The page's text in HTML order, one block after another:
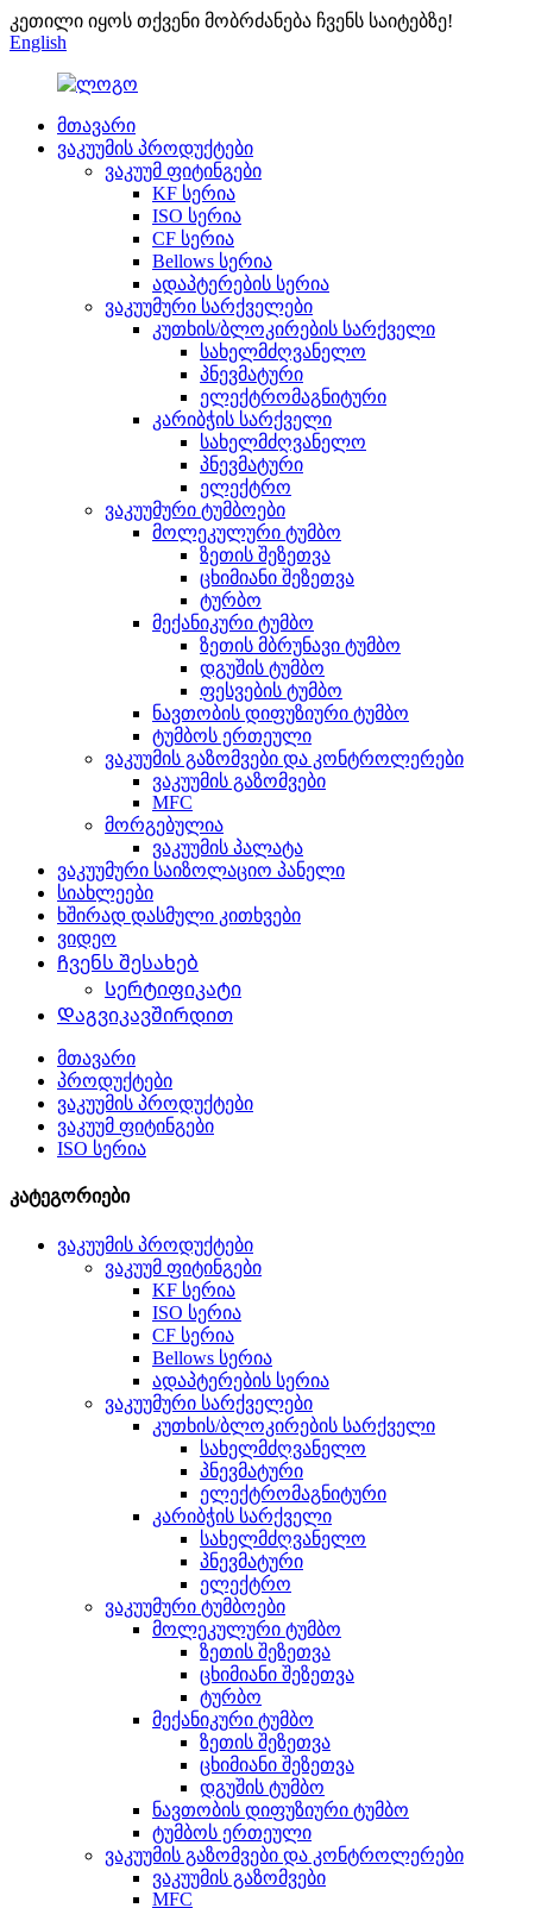
კეთილი იყოს თქვენი მობრძანება ჩვენს საიტებზე!
English
მთავარი
ვაკუუმის პროდუქტები
ვაკუუმ ფიტინგები
KF სერია
ISO სერია
CF სერია
Bellows სერია
ადაპტერების სერია
ვაკუუმური სარქველები
კუთხის/ბლოკირების სარქველი
სახელმძღვანელო
პნევმატური
ელექტრომაგნიტური
კარიბჭის სარქველი
სახელმძღვანელო
პნევმატური
ელექტრო
ვაკუუმური ტუმბოები
მოლეკულური ტუმბო
ზეთის შეზეთვა
ცხიმიანი შეზეთვა
ტურბო
მექანიკური ტუმბო
ზეთის მბრუნავი ტუმბო
დგუშის ტუმბო
ფესვების ტუმბო
ნავთობის დიფუზიური ტუმბო
ტუმბოს ერთეული
ვაკუუმის გაზომვები და კონტროლერები
ვაკუუმის გაზომვები
MFC
მორგებულია
ვაკუუმის პალატა
ვაკუუმური საიზოლაციო პანელი
სიახლეები
ხშირად დასმული კითხვები
ვიდეო
Ჩვენს შესახებ
Სერტიფიკატი
Დაგვიკავშირდით
მთავარი
პროდუქტები
ვაკუუმის პროდუქტები
ვაკუუმ ფიტინგები
ISO სერია
კატეგორიები
ვაკუუმის პროდუქტები
ვაკუუმ ფიტინგები
KF სერია
ISO სერია
CF სერია
Bellows სერია
ადაპტერების სერია
ვაკუუმური სარქველები
კუთხის/ბლოკირების სარქველი
სახელმძღვანელო
პნევმატური
ელექტრომაგნიტური
კარიბჭის სარქველი
სახელმძღვანელო
პნევმატური
ელექტრო
ვაკუუმური ტუმბოები
მოლეკულური ტუმბო
ზეთის შეზეთვა
ცხიმიანი შეზეთვა
ტურბო
მექანიკური ტუმბო
ზეთის შეზეთვა
ცხიმიანი შეზეთვა
დგუშის ტუმბო
ნავთობის დიფუზიური ტუმბო
ტუმბოს ერთეული
ვაკუუმის გაზომვები და კონტროლერები
ვაკუუმის გაზომვები
MFC